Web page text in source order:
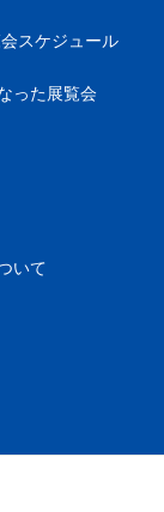
スケジュール
った展覧会
いて